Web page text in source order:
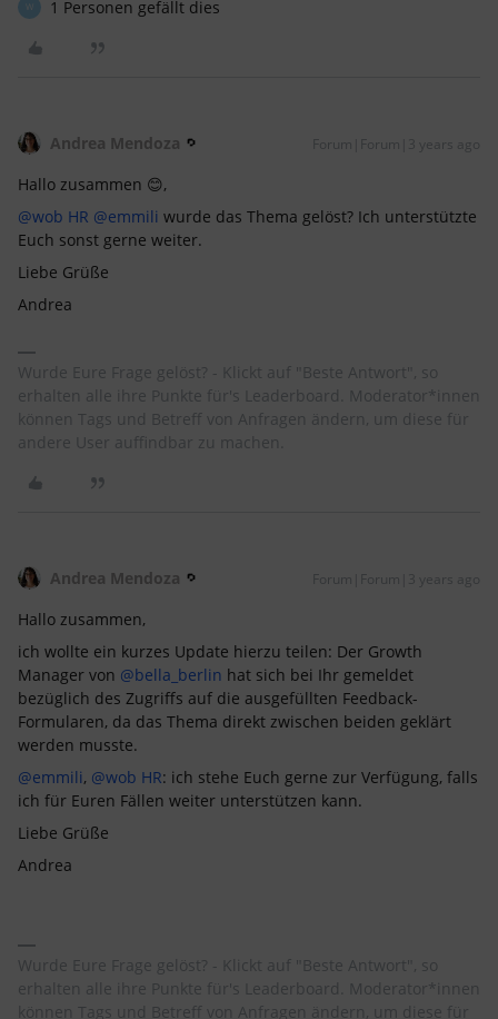
W 1 Personen gefällt dies
Andrea Mendoza Forum|Forum|3 years ago
Hallo zusammen 😊,
@wob HR @emmili wurde das Thema gelöst? Ich unterstützte
Euch sonst gerne weiter.
Liebe Grüße
Andrea
Wurde Eure Frage gelöst? - Klickt auf "Beste Antwort", so
erhalten alle ihre Punkte für's Leaderboard. Moderator*innen
können Tags und Betreff von Anfragen ändern, um diese für
andere User auffindbar zu machen.
Andrea Mendoza Forum|Forum|3 years ago
Hallo zusammen,
ich wollte ein kurzes Update hierzu teilen: Der Growth
Manager von @bella_berlin hat sich bei Ihr gemeldet
bezüglich des Zugriffs auf die ausgefüllten Feedback-
Formularen, da das Thema direkt zwischen beiden geklärt
werden musste.
@emmili, @wob HR: ich stehe Euch gerne zur Verfügung, falls
ich für Euren Fällen weiter unterstützen kann.
Liebe Grüße
Andrea
Wurde Eure Frage gelöst? - Klickt auf "Beste Antwort", so
erhalten alle ihre Punkte für's Leaderboard. Moderator*innen
können Tags und Betreff von Anfragen ändern, um diese für